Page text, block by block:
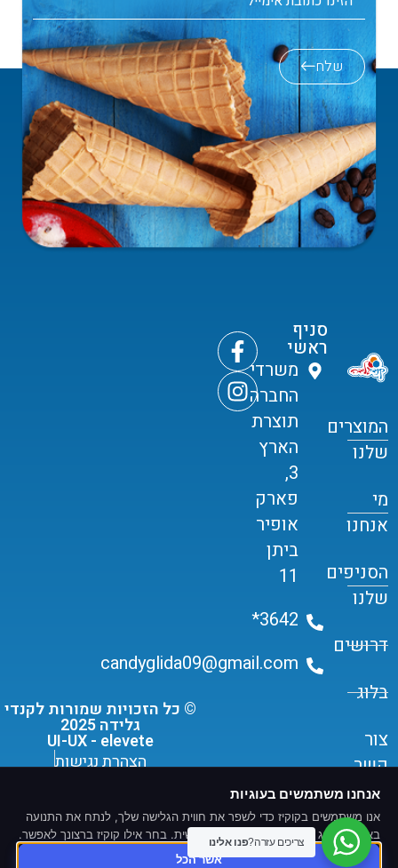
שלח
המוצרים
שלנו
מי
אנחנו
הסניפים
שלנו
דרושים
בלוג
צור
קשר
סניף
ראשי
משרדי
החברה
תוצרת
הארץ
3,
פארק
אופיר
ביתן
11
3642*
candyglida09@gmail.com
הצהרת נגישות
© כל הזכויות שמורות לקנדי
גלידה 2025
UI-UX - elevete
צריכים עזרה?פנו אלינו
אנחנו משתמשים בעוגיות
אנו משתמשים בקוקיז כדי לשפר את חווית הגלישה שלך, לנתח את התנועה
באתר ולהציג תוכן ומודעות מותאמים אישית. בחר אילו קוקיז ברצונך לאפשר.
אשר הכל